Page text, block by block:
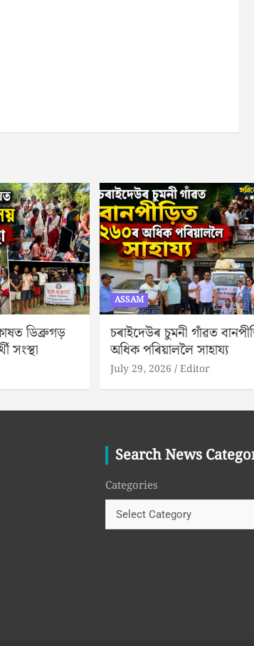
ডিব্ৰুগড়
সংস্থা
ASSAM
চৰাইদেউৰ চুমনী গাঁৱত
অধিক পৰিয়াললৈ সাহায্য
July 29, 2026 Editor
Search News
Categories